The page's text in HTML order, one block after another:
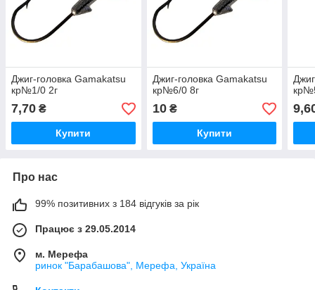
Джиг-головка Gamakatsu
кр№1/0 2г
7,70 ₴
Купити
Джиг-головка Gamakatsu
кр№6/0 8г
10₴
Купити
Про нас
99% позитивних з 184 відгуків за рік
Працює з 29.05.2014
м. Мерефа
ринок "Барабашова", Мерефа, Україна